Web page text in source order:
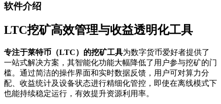
软件介绍
LTC挖矿高效管理与收益透明化工具
专注于莱特币（LTC）的挖矿工具为数字货币爱好者提供了
一站式解决方案，其智能化功能大幅降低了用户参与挖矿的门
槛。通过简洁的操作界面和实时数据反馈，用户可对算力分
配、收益统计及设备状态进行精细化管控，即使在离线模式下
也能持续稳定运行，有效提升资源利用率。